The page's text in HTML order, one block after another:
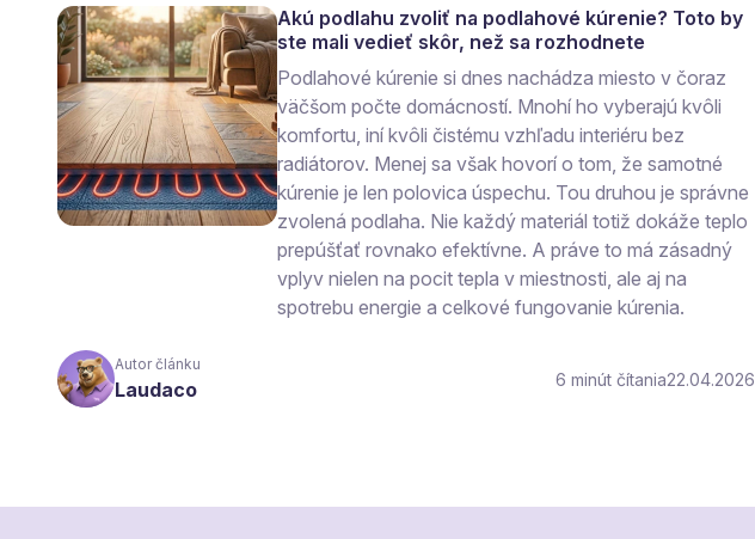
Akú podlahu zvoliť na podlahové kúrenie? Toto by
ste mali vedieť skôr, než sa rozhodnete
Podlahové kúrenie si dnes nachádza miesto v čoraz
väčšom počte domácností. Mnohí ho vyberajú kvôli
komfortu, iní kvôli čistému vzhľadu interiéru bez
radiátorov. Menej sa však hovorí o tom, že samotné
kúrenie je len polovica úspechu. Tou druhou je správne
zvolená podlaha. Nie každý materiál totiž dokáže teplo
prepúšťať rovnako efektívne. A práve to má zásadný
vplyv nielen na pocit tepla v miestnosti, ale aj na
spotrebu energie a celkové fungovanie kúrenia.
Autor článku
Laudaco 6 čítania22.04.2026